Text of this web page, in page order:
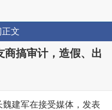
正文
商搞审计，造假、出
建军在接受媒体，发表